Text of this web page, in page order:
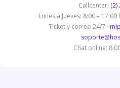
Callcenter: (2)
Lunes a Jueves: 8:00 –
Ticket y correo 24/7 ·
Chat online: